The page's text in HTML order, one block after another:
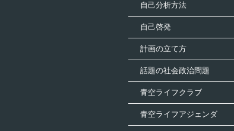
自己分析方法
自己啓発
計画の立て方
話題の社会政治問題
青空ライフクラブ
青空ライフアジェンダ